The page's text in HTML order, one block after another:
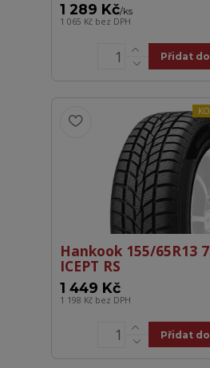
1 289 Kč/ks
1 065 Kč bez DPH
Přidat
Hankook 155/65R13
ICEPT RS
1 449 Kč
1 198 Kč bez DPH
Přidat